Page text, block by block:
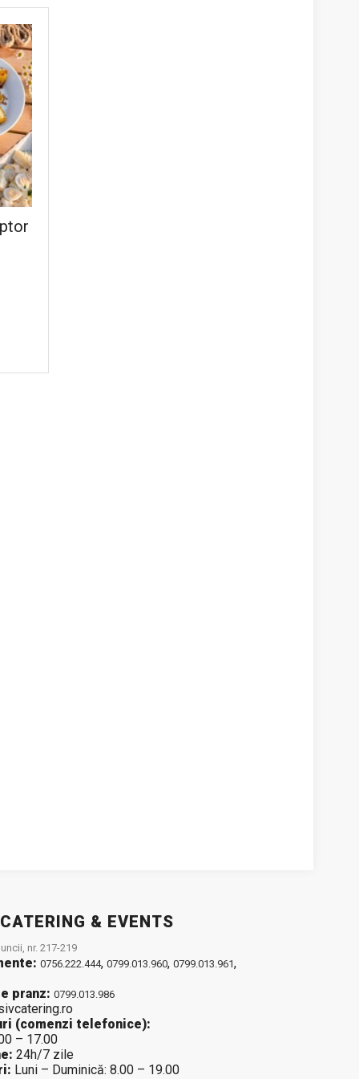
& EVENTS
nr. 217-219
0756.222.444, 0799.013.960, 0799.013.961,
pranz: 0799.013.986
(comenzi telefonice):
– 17.00
24h/7 zile
Luni – Duminică: 8.00 – 19.00